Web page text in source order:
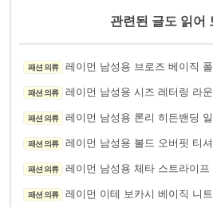
관련된 글도 읽어
패션 의류 레이먼 남성용 브로즈 베이직
패션 의류 레이먼 남성용 시즈 레터링 라
패션 의류 레이먼 남성용 론리 히든밴딩
패션 의류 레이먼 남성용 볼드 오버핏 티
패션 의류 레이먼 남성용 체타 스트라이프
패션 의류 레이먼 이테 보카시 베이직 니트